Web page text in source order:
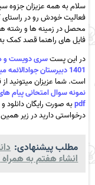
سلام به همه عزیزان جزوه
فعالیت خودش رو در راستای
محصل در زمینه ها و رشته
فایل های راهنما قصد کمک به
در این پستسری دویست و
1401 دبیرستان جوادالائمه میناب به همراه pdf
است. شما عزیزان میتونید
pdfبه صورت رایگان دانلود و
درخواستی دارید در زیر
مطلب پیشنهادی:
انشاء هفتم به همراه pdf